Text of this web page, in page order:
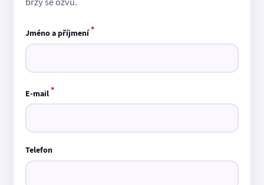
Jméno a příjmení*
E-mail*
Telefon